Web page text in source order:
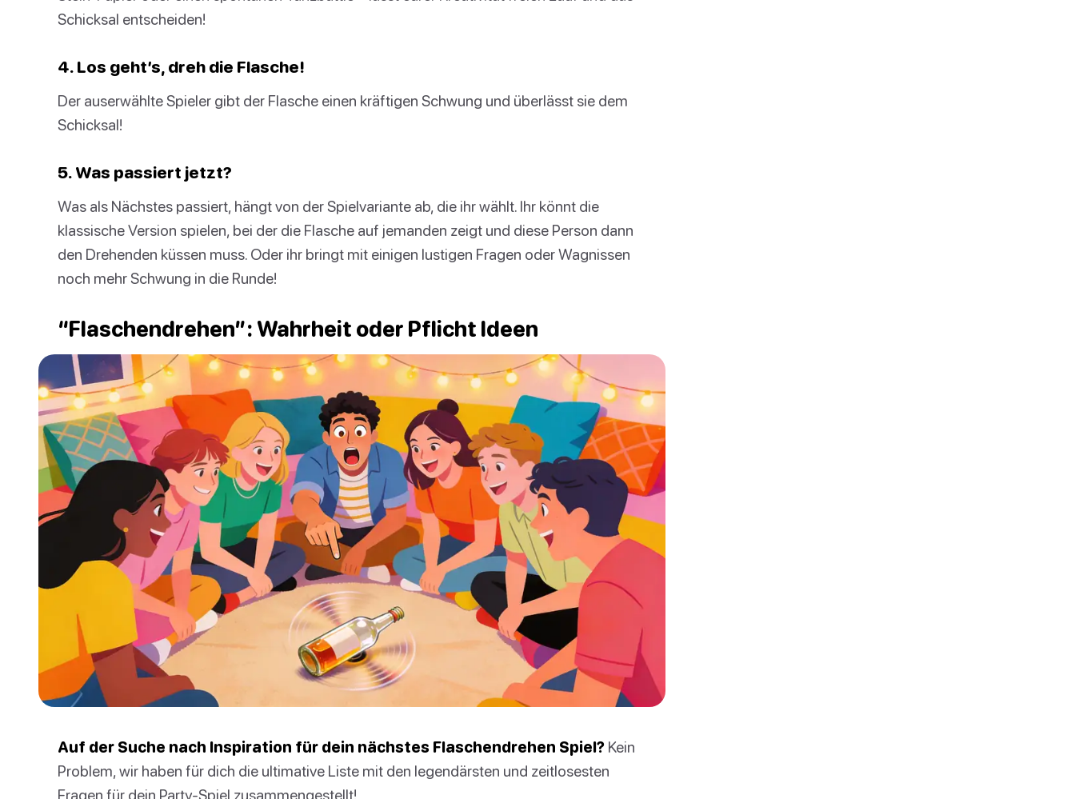
Schicksal entscheiden!
4. Los geht’s, dreh die Flasche!
Der auserwählte Spieler gibt der Flasche einen kräftigen Schwung und überlässt sie dem
Schicksal!
5. Was passiert jetzt?
Was als Nächstes passiert, hängt von der Spielvariante ab, die ihr wählt. Ihr könnt die
klassische Version spielen, bei der die Flasche auf jemanden zeigt und diese Person dann
den Drehenden küssen muss. Oder ihr bringt mit einigen lustigen Fragen oder Wagnissen
noch mehr Schwung in die Runde!
“Flaschendrehen”: Wahrheit oder Pflicht Ideen
Auf der Suche nach Inspiration für dein nächstes Flaschendrehen Spiel? Kein
Problem, wir haben für dich die ultimative Liste mit den legendärsten und zeitlosesten
Fragen für dein Party-Spiel zusammengestellt!